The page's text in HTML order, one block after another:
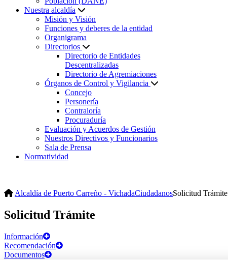
Nuestra alcaldía
Misión y Visión
Funciones y deberes de la entidad
Organigrama
Directorios
Directorio de Entidades
Descentralizadas
Directorio de Agremiaciones
Órganos de Control y Vigilancia
Concejo
Personería
Contraloría
Procuraduría
Evaluación y Acuerdos de Gestión
Nuestros Directivos y Funcionarios
Sala de Prensa
Normatividad
Alcaldía de Puerto Carreño - VichadaCiudadanosSolicitud Trámite
Solicitud Trámite
Información
Recomendación
Documentos